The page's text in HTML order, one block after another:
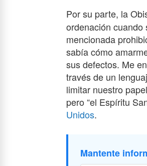
Por su parte, la
ordenación
mencionada
sabía cómo
sus defectos. Me
través de un
limitar nuestro
pero “el Espíritu
Unidos.
Mantente